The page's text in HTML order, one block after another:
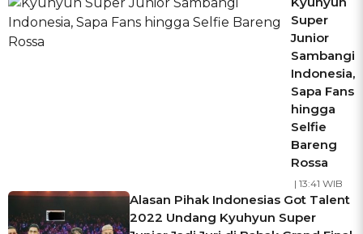
Super
Junior
Sambangi
Indonesia,
Sapa Fans
hingga
Selfie
Bareng
Rossa
| 13:41 WIB
Alasan Pihak Indonesias Got Talent
2022 Undang Kyuhyun Super